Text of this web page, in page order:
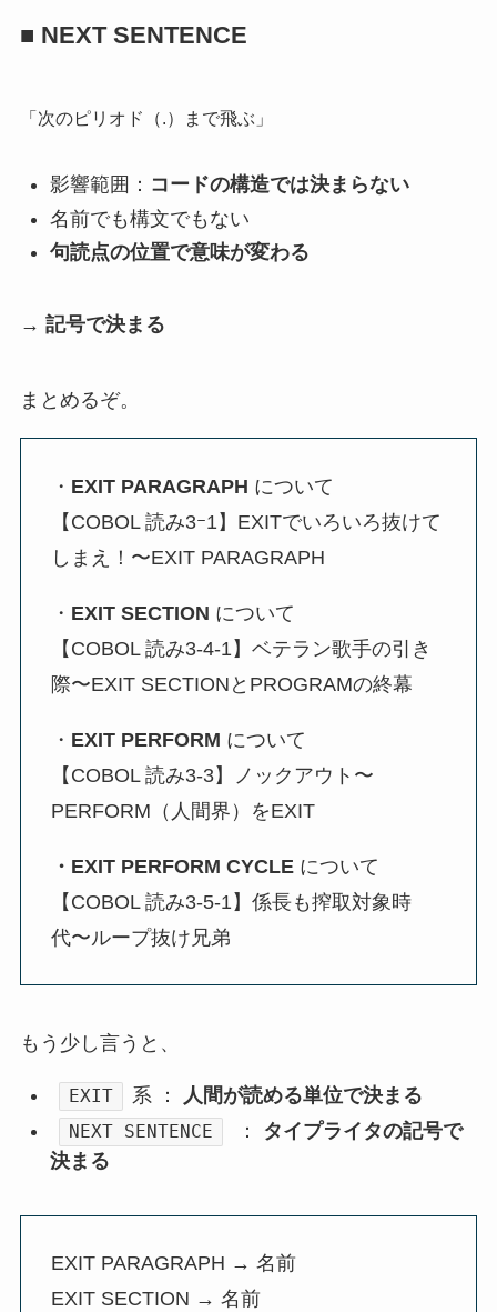
■ NEXT SENTENCE
「次のピリオド（.）まで飛ぶ」
影響範囲： コードの構造では決まらない
名前でも構文でもない
句読点の位置で意味が変わる
→ 記号で決まる
まとめるぞ。
・ EXIT PARAGRAPH について
【COBOL 読み3ｰ1】EXITでいろいろ抜けて
しまえ！〜EXIT PARAGRAPH
・ EXIT SECTION について
【COBOL 読み3-4-1】ベテラン歌手の引き
際〜EXIT SECTIONとPROGRAMの終幕
・ EXIT PERFORM について
【COBOL 読み3-3】ノックアウト〜
PERFORM（人間界）をEXIT
・EXIT PERFORM CYCLEについて
【COBOL 読み3-5-1】係長も搾取対象時
代〜ループ抜け兄弟
もう少し言うと、
EXIT 系 ： 人間が読める単位で決まる
NEXT SENTENCE ： タイプライタの記号で
決まる
EXIT PARAGRAPH → 名前
EXIT SECTION → 名前